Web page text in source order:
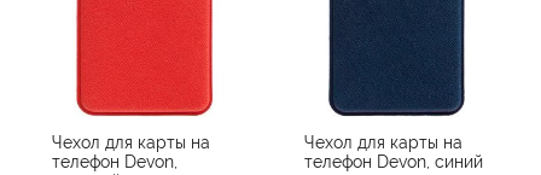
Чехол для карты на
телефон Devon,
Чехол для карты на
телефон Devon, синий